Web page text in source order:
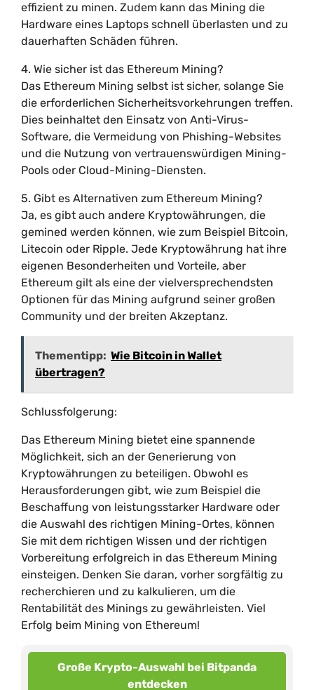
effizient zu minen. Zudem kann das Mining die
Hardware eines Laptops schnell überlasten und zu
dauerhaften Schäden führen.
4. Wie sicher ist das Ethereum Mining?
Das Ethereum Mining selbst ist sicher, solange Sie
die erforderlichen Sicherheitsvorkehrungen treffen.
Dies beinhaltet den Einsatz von Anti-Virus-
Software, die Vermeidung von Phishing-Websites
und die Nutzung von vertrauenswürdigen Mining-
Pools oder Cloud-Mining-Diensten.
5. Gibt es Alternativen zum Ethereum Mining?
Ja, es gibt auch andere Kryptowährungen, die
gemined werden können, wie zum Beispiel Bitcoin,
Litecoin oder Ripple. Jede Kryptowährung hat ihre
eigenen Besonderheiten und Vorteile, aber
Ethereum gilt als eine der vielversprechendsten
Optionen für das Mining aufgrund seiner großen
Community und der breiten Akzeptanz.
Thementipp: Wie Bitcoin in Wallet
übertragen?
Schlussfolgerung:
Das Ethereum Mining bietet eine spannende
Möglichkeit, sich an der Generierung von
Kryptowährungen zu beteiligen. Obwohl es
Herausforderungen gibt, wie zum Beispiel die
Beschaffung von leistungsstarker Hardware oder
die Auswahl des richtigen Mining-Ortes, können
Sie mit dem richtigen Wissen und der richtigen
Vorbereitung erfolgreich in das Ethereum Mining
einsteigen. Denken Sie daran, vorher sorgfältig zu
recherchieren und zu kalkulieren, um die
Rentabilität des Minings zu gewährleisten. Viel
Erfolg beim Mining von Ethereum!
Große Krypto-Auswahl bei Bitpanda
entdecken